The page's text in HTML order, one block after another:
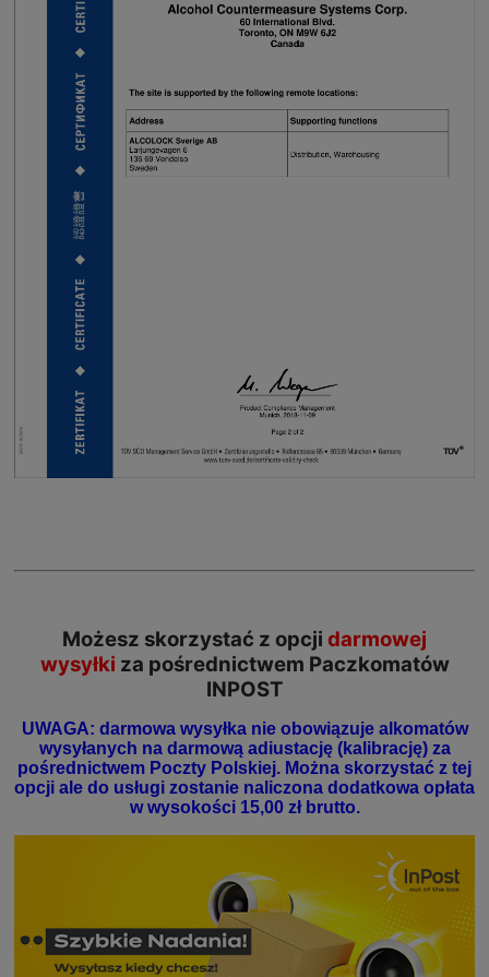
Możesz skorzystać z opcji darmowej
wysyłki za pośrednictwem Paczkomatów
INPOST
UWAGA: darmowa wysyłka nie obowiązuje alkomatów
wysyłanych na darmową adiustację (kalibrację) za
pośrednictwem Poczty Polskiej. Można skorzystać z tej
opcji ale do usługi zostanie naliczona dodatkowa opłata
w wysokości 15,00 zł brutto.